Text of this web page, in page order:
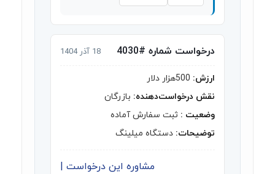
درخواست شماره #4030 18 آذر 1404
ارزش:
نقش درخواست‌دهنده: بازرگان
وضعیت : ثبت سفارش آماده
توضیحات: دستگاه میلینگ
مشاوره این درخواست |